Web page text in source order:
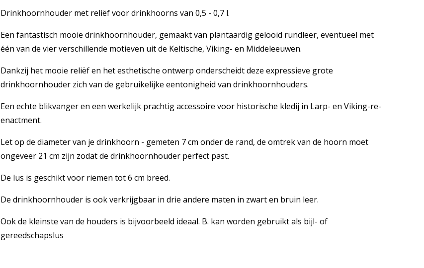
Drinkhoornhouder met reliëf voor drinkhoorns van 0,5 - 0,7 l.
Een fantastisch mooie drinkhoornhouder, gemaakt van plantaardig gelooid rundleer, eventueel met
één van de vier verschillende motieven uit de Keltische, Viking- en Middeleeuwen.
Dankzij het mooie reliëf en het esthetische ontwerp onderscheidt deze expressieve grote
drinkhoornhouder zich van de gebruikelijke eentonigheid van drinkhoornhouders.
Een echte blikvanger en een werkelijk prachtig accessoire voor historische kledij in Larp- en Viking-re-
enactment.
Let op de diameter van je drinkhoorn - gemeten 7 cm onder de rand, de omtrek van de hoorn moet
ongeveer 21 cm zijn zodat de drinkhoornhouder perfect past.
De lus is geschikt voor riemen tot 6 cm breed.
De drinkhoornhouder is ook verkrijgbaar in drie andere maten in zwart en bruin leer.
Ook de kleinste van de houders is bijvoorbeeld ideaal. B. kan worden gebruikt als bijl- of
gereedschapslus